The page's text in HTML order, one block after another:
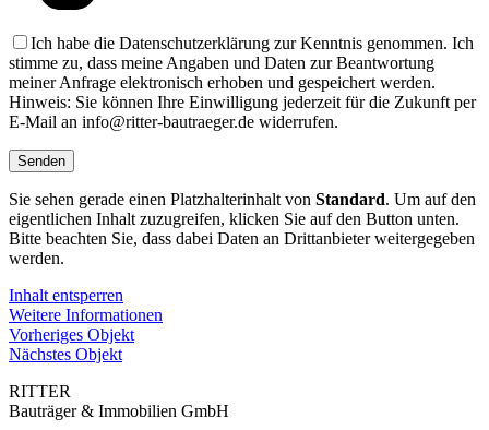
Ich habe die Datenschutzerklärung zur Kenntnis genommen. Ich
stimme zu, dass meine Angaben und Daten zur Beantwortung
meiner Anfrage elektronisch erhoben und gespeichert werden.
Hinweis: Sie können Ihre Einwilligung jederzeit für die Zukunft per
E-Mail an info@ritter-bautraeger.de widerrufen.
Sie sehen gerade einen Platzhalterinhalt von Standard. Um auf den
eigentlichen Inhalt zuzugreifen, klicken Sie auf den Button unten.
Bitte beachten Sie, dass dabei Daten an Drittanbieter weitergegeben
werden.
Inhalt entsperren
Weitere Informationen
Vorheriges Objekt
Nächstes Objekt
RITTER
Bauträger & Immobilien GmbH